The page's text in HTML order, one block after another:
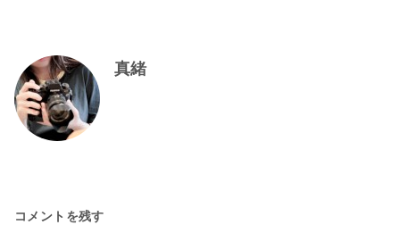
真緒
コメントを残す